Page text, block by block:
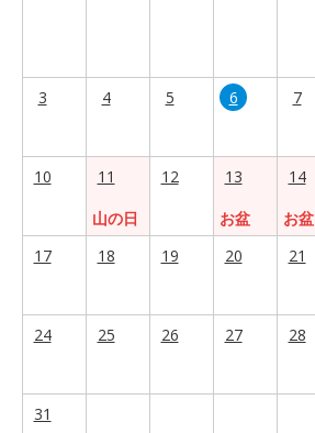
3 4 5 6 7
10
11
山の日
12
13
お盆
14
お盆
17
18 19 20 21
24 25 26 27 28
31